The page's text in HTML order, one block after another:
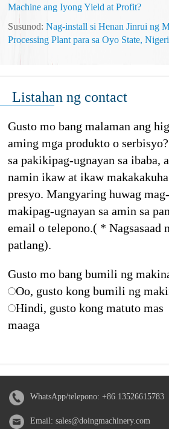
Machine ang Iyong Yield at Profit?
Susunod:Nag-install si Henan Jinrui ng
Processing Plant para sa Oyo State,
Listahan ng contact
Gusto mo bang malaman ang
aming mga produkto o
sa pakikipag-ugnayan sa ibaba,
namin ikaw at ikaw
presyo. Mangyaring huwag
makipag-ugnayan sa amin sa
email o telepono.( * Nagsasaad
patlang).
Gusto mo bang bumili ng
Oo, gusto kong bumili ng
Hindi, gusto kong matuto mas
maaga
WhatsApp/telepono: +86 13526615783
Email: sales@doingmachinery.com